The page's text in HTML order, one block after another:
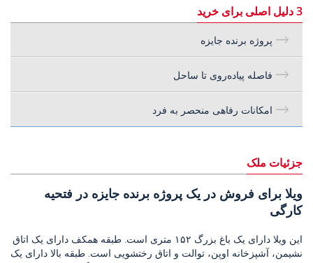
3 دلیل اصلی برای خرید
پروژه برنده جایزه
فاصله پیاده‌روی تا ساحل
امکانات رفاهی منحصر به فرد
جزئیات ملک
ویلا برای فروش در یک پروژه برنده جایزه در فتحیه
کارگی
این ویلا دارای یک باغ بزرگ ۱۵۲ متری است. طبقه همکف دارای یک اتاق
نشیمن، آشپزخانه اوپن، توالت و اتاق رختشویی است. طبقه بالا دارای یک